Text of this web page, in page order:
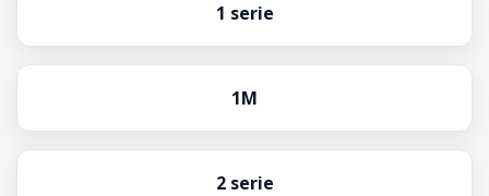
1 serie
1M
2 serie